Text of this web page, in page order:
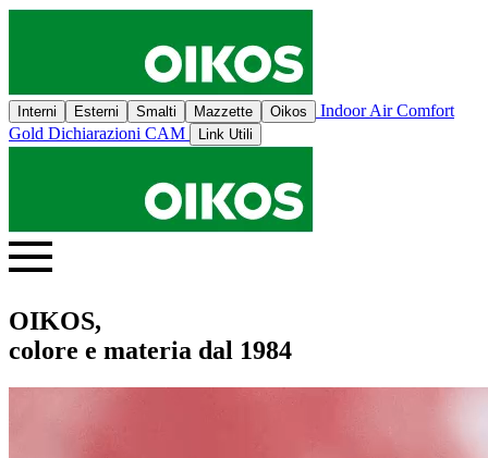
Interni Esterni Smalti Mazzette Oikos
Indoor Air Comfort
Gold Dichiarazioni CAM Link Utili
OIKOS,
colore e materia dal 1984